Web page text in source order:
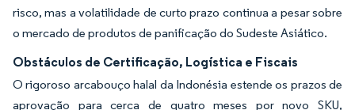
risco, mas a volatilidade de curto prazo continua a pesar sobre
o mercado de produtos de panificação do Sudeste Asiático.
Obstáculos de Certificação, Logística e Fiscais
O rigoroso arcabouço halal da Indonésia estende os prazos de
aprovação para cerca de quatro meses por novo SKU,